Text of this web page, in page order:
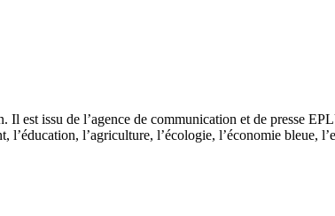
Il est issu de l’agence de communication et de presse
l’agriculture, l’écologie, l’économie bleue,